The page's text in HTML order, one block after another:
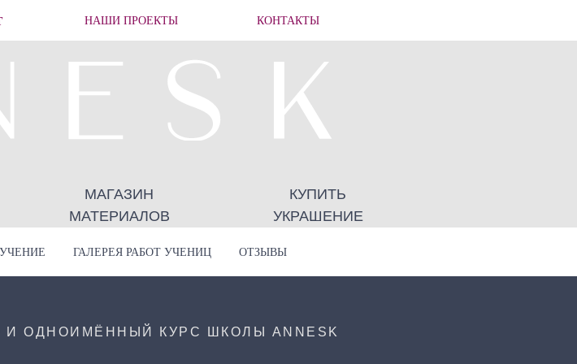
КОНТАКТЫ
НАШИ ПРОЕКТЫ
КУПИТЬ
УКРАШЕНИЕ
МАГАЗИН
МАТЕРИАЛОВ
ГАЛЕРЕЯ РАБОТ УЧЕНИЦ ОТЗЫВЫ
ОДНОИМЁННЫЙ КУРС ШКОЛЫ ANNESK